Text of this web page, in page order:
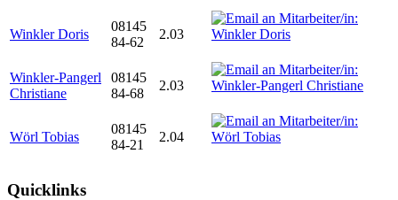
Winkler Doris
08145
84-62
2.03
Winkler-Pangerl
Christiane
08145
84-68
2.03
Wörl Tobias
08145
84-21
2.04
Quicklinks